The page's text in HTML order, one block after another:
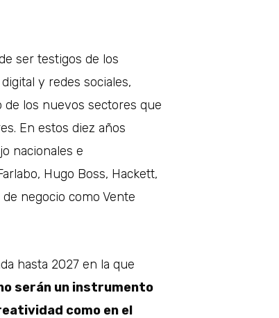
ser testigos de los
y redes sociales,
los nuevos sectores que
En estos diez años
nacionales e
Hugo Boss, Hackett,
negocio como Vente
hasta 2027 en la que
serán un instrumento
como en el